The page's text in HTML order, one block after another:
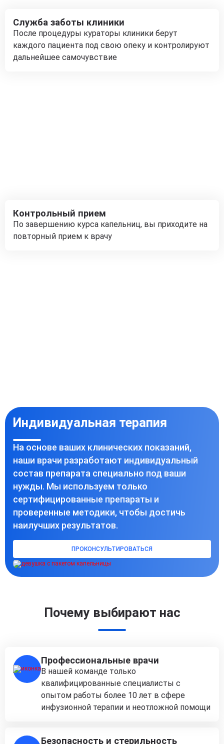
Служба заботы клиники
После процедуры кураторы клиники берут
каждого пациента под свою опеку и контролируют
дальнейшее самочувствие
Контрольный прием
По завершению курса капельниц, вы приходите на
повторный прием к врачу
Индивидуальная терапия
На основе ваших клинических показаний,
наши врачи разработают индивидуальный
состав препарата специально под ваши
нужды. Мы используем только
сертифицированные препараты и
проверенные методики, чтобы достичь
наилучших результатов.
ПРОКОНСУЛЬТИРОВАТЬСЯ
Почему выбирают нас
Профессиональные врачи
В нашей команде только
квалифицированные специалисты с
опытом работы более 10 лет в сфере
инфузионной терапии и неотложной помощи
Безопасность и стерильность